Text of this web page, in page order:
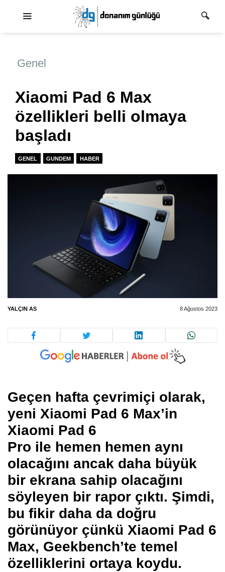
Genel
Xiaomi Pad 6 Max
özellikleri belli olmaya
başladı
GENEL GUNDEM HABER
YALÇIN AS 8 Ağustos 2023
Geçen hafta çevrimiçi olarak,
yeni Xiaomi Pad 6 Max’in
Xiaomi Pad 6
Pro ile hemen hemen aynı
olacağını ancak daha büyük
bir ekrana sahip olacağını
söyleyen bir rapor çıktı. Şimdi,
bu fikir daha da doğru
görünüyor çünkü Xiaomi Pad 6
Max, Geekbench’te temel
özelliklerini ortaya koydu.